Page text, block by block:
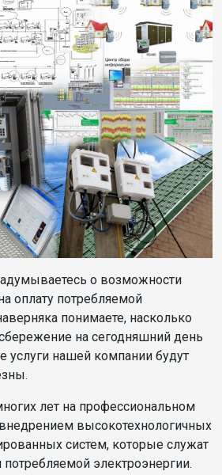
о возможности
оплату потребляемой
понимаете, насколько
на сегодняшний день
услуги нашей компании будут
лет на профессиональном
высокотехнологичных
систем, которые служат
потребляемой электроэнергии.